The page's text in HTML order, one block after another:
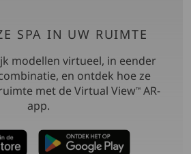
SPA IN UW RUIMTE
modellen virtueel, in eender
en ontdek hoe ze
met de Virtual View™ AR-
app.